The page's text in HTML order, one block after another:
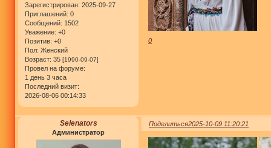
Зарегистрирован: 2025-09-27
Приглашений: 0
Сообщений: 1502
Уважение: +0
Позитив: +0
Пол: Женский
Возраст: 35 [1990-09-07]
Провел на форуме:
1 день 3 часа
Последний визит:
2026-08-06 00:14:33
0
Поделиться2025-10-09 11:20:21
Selenators
Администратор